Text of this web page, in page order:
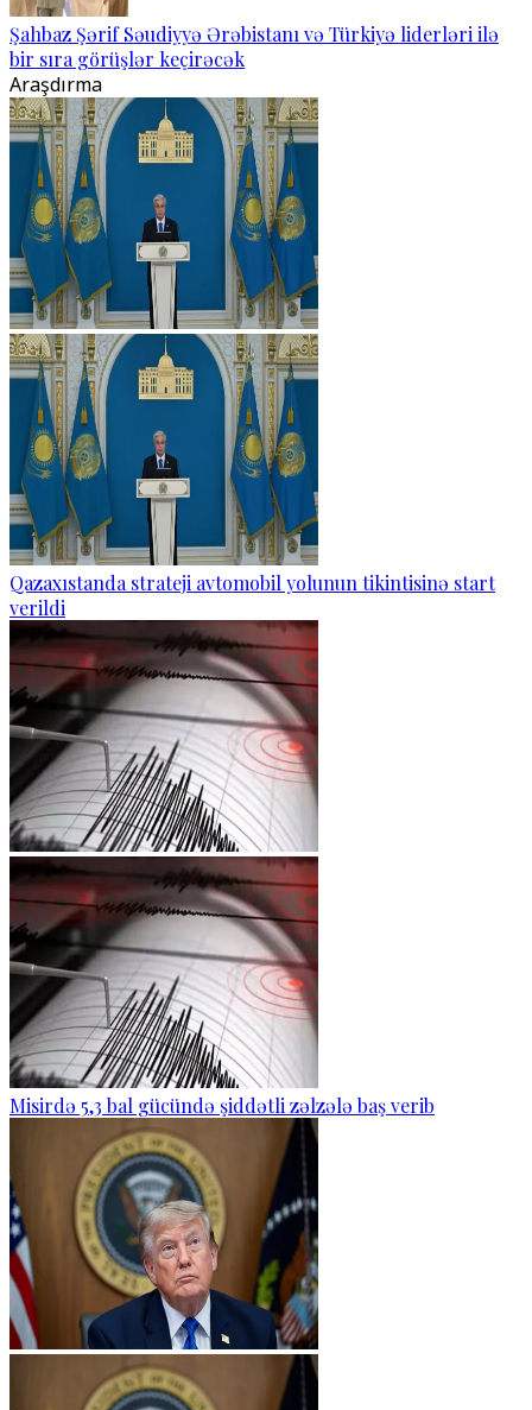
Şahbaz Şərif Səudiyyə Ərəbistanı və Türkiyə liderləri ilə
bir sıra görüşlər keçirəcək
Araşdırma
Qazaxıstanda strateji avtomobil yolunun tikintisinə start
verildi
Misirdə 5,3 bal gücündə şiddətli zəlzələ baş verib